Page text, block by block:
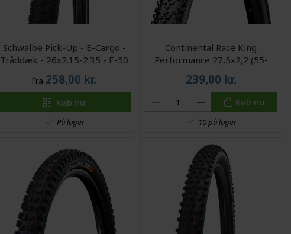
Schwalbe Pick-Up - E-Cargo -
Tråddæk - 26x2.15-2.35 - E-50
Fra 258,00 kr.
Køb nu
På lager
Continental Race King
Performance 27,5x2,2 (55-
584) Foldedæk
239,00 kr.
Køb nu
10 på lager